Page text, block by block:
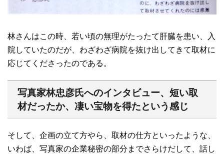
林さんはこの時、若い頃の無理がたったて肝臓を患い、入
院していたのだが、わざわざ病院を抜け出してきて取材に
応じてくださったのである。
写真家林忠彦氏へのインタビュー、短い取
材だったか、凄い宝物を得たという感じ
そして、企画の立て方やら、取材の仕方といったような、
いわば、写真家の企業秘密の部分までさらけだして、話し